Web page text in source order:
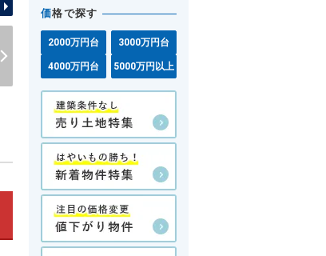
価格で探す
2000万円台 3000万円台
4000万円台 5000万円以上